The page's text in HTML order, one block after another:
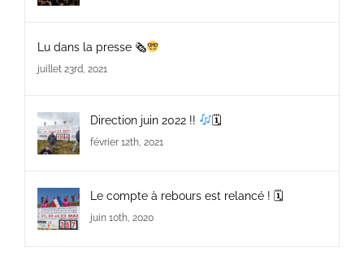
Lu dans la presse 🗞
juillet 23rd, 2021
Direction juin 2022 !! 🗓
février 12th, 2021
Le compte à rebours est relancé ! 🗓
juin 10th, 2020